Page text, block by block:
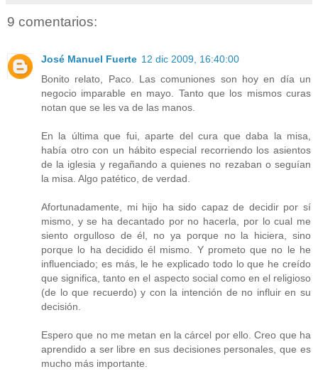
9 comentarios:
José Manuel Fuerte 12 dic 2009, 16:40:00
Bonito relato, Paco. Las comuniones son hoy en día un
negocio imparable en mayo. Tanto que los mismos curas
notan que se les va de las manos.
En la última que fui, aparte del cura que daba la misa,
había otro con un hábito especial recorriendo los asientos
de la iglesia y regañando a quienes no rezaban o seguían
la misa. Algo patético, de verdad.
Afortunadamente, mi hijo ha sido capaz de decidir por sí
mismo, y se ha decantado por no hacerla, por lo cual me
siento orgulloso de él, no ya porque no la hiciera, sino
porque lo ha decidido él mismo. Y prometo que no le he
influenciado; es más, le he explicado todo lo que he creído
que significa, tanto en el aspecto social como en el religioso
(de lo que recuerdo) y con la intención de no influir en su
decisión.
Espero que no me metan en la cárcel por ello. Creo que ha
aprendido a ser libre en sus decisiones personales, que es
mucho más importante.